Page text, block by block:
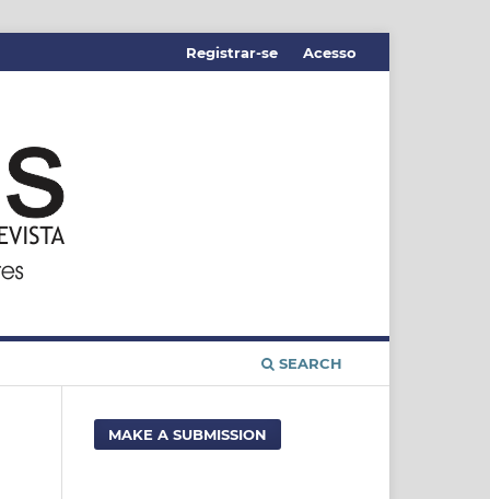
SEARCH
Registrar-se Acesso
MAKE A SUBMISSION